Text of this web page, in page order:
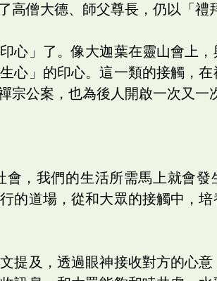
僧大德、師父尊長，仍以「禮
心」了。像大迦葉在靈山會上
心」的印心。這一類的接觸，
公案，也為後人開啟一次又一
，我們的生活所需馬上就會發
的道場，從和大眾的接觸中，
提及，透過眼神接收對方的心